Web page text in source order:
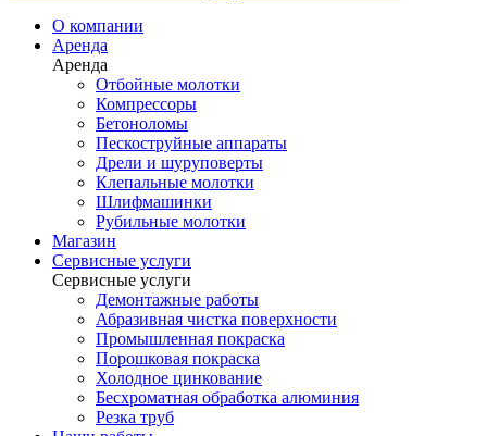
О компании
Аренда
Аренда
Отбойные молотки
Компрессоры
Бетоноломы
Пескоструйные аппараты
Дрели и шуруповерты
Клепальные молотки
Шлифмашинки
Рубильные молотки
Магазин
Сервисные услуги
Сервисные услуги
Демонтажные работы
Абразивная чистка поверхности
Промышленная покраска
Порошковая покраска
Холодное цинкование
Бесхроматная обработка алюминия
Резка труб